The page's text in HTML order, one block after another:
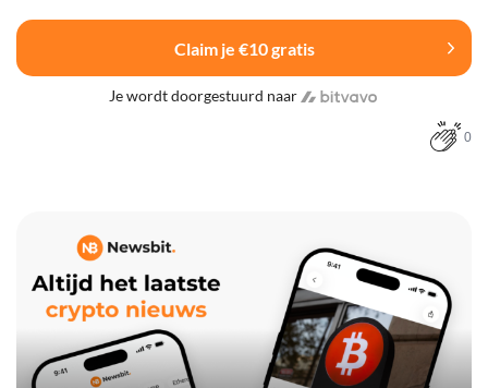
Claim je €10 gratis
Je wordt doorgestuurd naar
0